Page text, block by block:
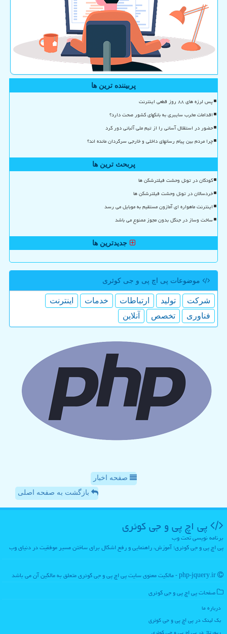
پربیننده ترین ها
پس لرزه های ۸۸ روز قطعی اینترنت
اقدامات مخرب سایبری به بانکهای کشور صحت دارد؟
حضور در استقلال آسانی را از تیم ملی آلبانی دور کرد
چرا مردم بین پیام رسانهای داخلی و خارجی سرگردان مانده اند؟
پربحث ترین ها
کودکان در تونل وحشت فیلترشکن ها
خردسالان در تونل وحشت فیلترشکن ها
اینترنت ماهواره ای آمازون مستقیم به موبایل می رسد
ساخت وساز در جنگل بدون مجوز ممنوع می باشد
جدیدترین ها
موضوعات پی اچ پی و جی كوئری
شركت تولید ارتباطات خدمات
اینترنت
فناوری
تخصص آنلاین
صفحه اخبار
بازگشت به صفحه اصلی
پی اچ پی و جی كوئری
برنامه نویسی تحت وب
پی اچ پی و جی کوئری؛ آموزش، راهنمایی و رفع اشکال برای ساختن مسیر موفقیت در دنیای وب
صفحات پی اچ پی و جی كوئری
درباره ما
بک لینک در پی اچ پی و جی كوئری